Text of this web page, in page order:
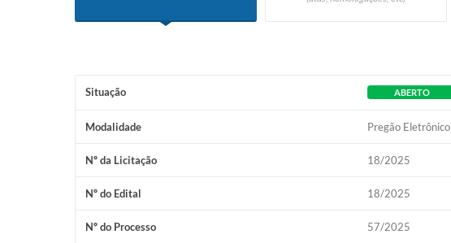
Situação ABERTO
Modalidade Pregão Eletrônico
Nº da Licitação 18/2025
Nº do Edital 18/2025
Nº do Processo 57/2025